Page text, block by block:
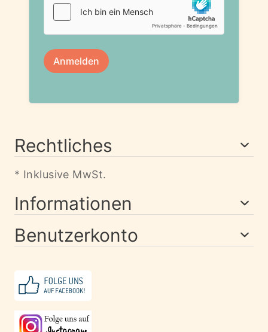
Rechtliches
* Inklusive MwSt.
Informationen
Benutzerkonto